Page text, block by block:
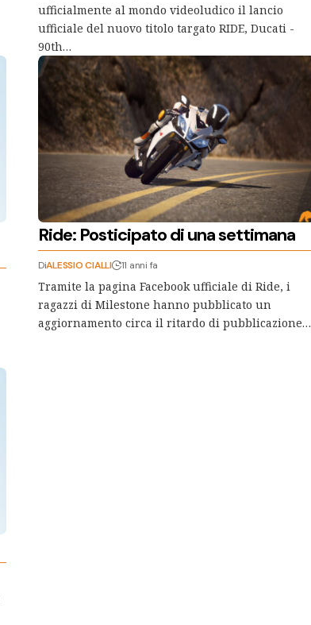
ufficialmente al mondo videoludico il lancio
ufficiale del nuovo titolo targato RIDE, Ducati -
90th…
Ride: Posticipato di una settimana
DiALESSIO CIALLI 11 anni fa
Tramite la pagina Facebook ufficiale di Ride, i
ragazzi di Milestone hanno pubblicato un
aggiornamento circa il ritardo di pubblicazione…